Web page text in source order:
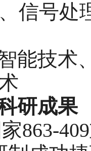
信号处
能技术
研成果
863-